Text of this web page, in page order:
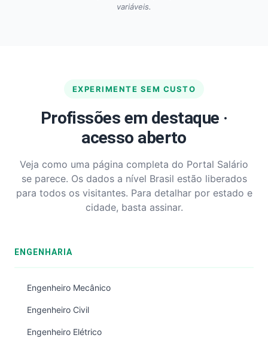
variáveis.
EXPERIMENTE SEM CUSTO
Profissões em destaque ·
acesso aberto
Veja como uma página completa do Portal Salário
se parece. Os dados a nível Brasil estão liberados
para todos os visitantes. Para detalhar por estado e
cidade, basta assinar.
ENGENHARIA
Engenheiro Mecânico
Engenheiro Civil
Engenheiro Elétrico